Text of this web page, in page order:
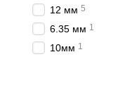
12 мм 5
6.35 мм 1
10мм 1